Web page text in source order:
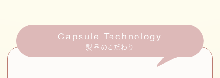
アズレン、リモネン、シネオールなど
の有用成分を含有。肌あれを防ぐ。
Capsule Technology
製品のこだわり